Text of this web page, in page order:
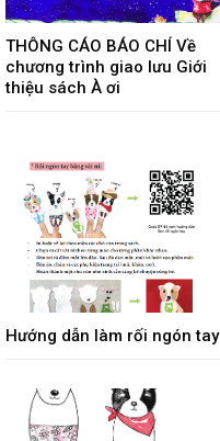
THÔNG CÁO BÁO CHÍ Về
chương trình giao lưu Giới
thiệu sách À ơi
Hướng dẫn làm rối ngón tay